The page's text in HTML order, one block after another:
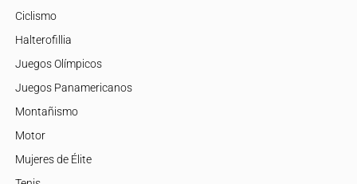
Ciclismo
Halterofillia
Juegos Olímpicos
Juegos Panamericanos
Montañismo
Motor
Mujeres de Élite